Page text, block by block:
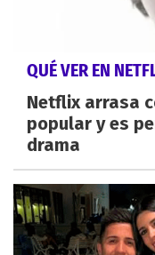
QUÉ VER EN
Netflix arrasa
popular y es
drama